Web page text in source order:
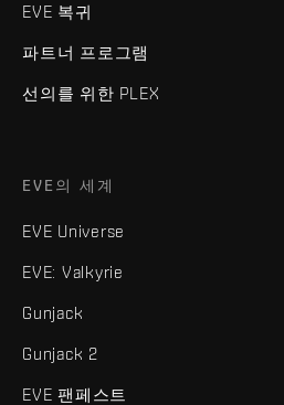
EVE 복귀
파트너 프로그램
선의를 위한 PLEX
EVE의 세계
EVE Universe
EVE: Valkyrie
Gunjack
Gunjack 2
EVE 팬페스트